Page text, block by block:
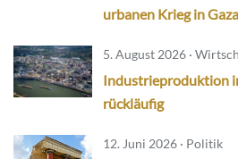
urbanen Krieg in
5. August 2026 ·
Industrieproduktion
rückläufig
12. Juni 2026 · Politik